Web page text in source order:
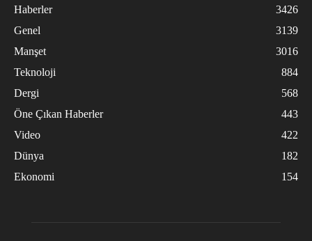
Haberler
3426
Genel
3139
Manşet
3016
Teknoloji
884
Dergi
568
Öne Çıkan Haberler
443
Video
422
Dünya
182
Ekonomi
154